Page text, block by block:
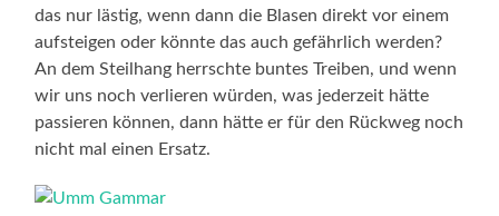
das nur lästig, wenn dann die Blasen direkt vor einem
aufsteigen oder könnte das auch gefährlich werden?
An dem Steilhang herrschte buntes Treiben, und wenn
wir uns noch verlieren würden, was jederzeit hätte
passieren können, dann hätte er für den Rückweg noch
nicht mal einen Ersatz.